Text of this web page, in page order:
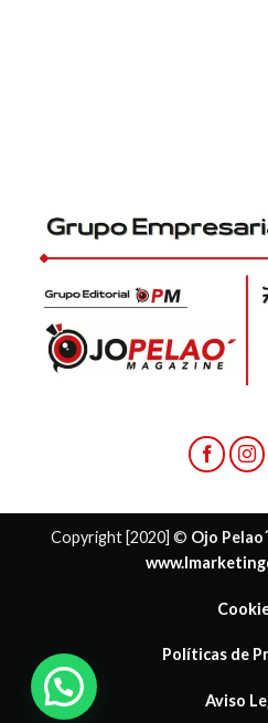
Copyright [2020] © Ojo
Políticas de
Aviso